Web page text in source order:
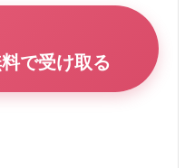
で受け取る